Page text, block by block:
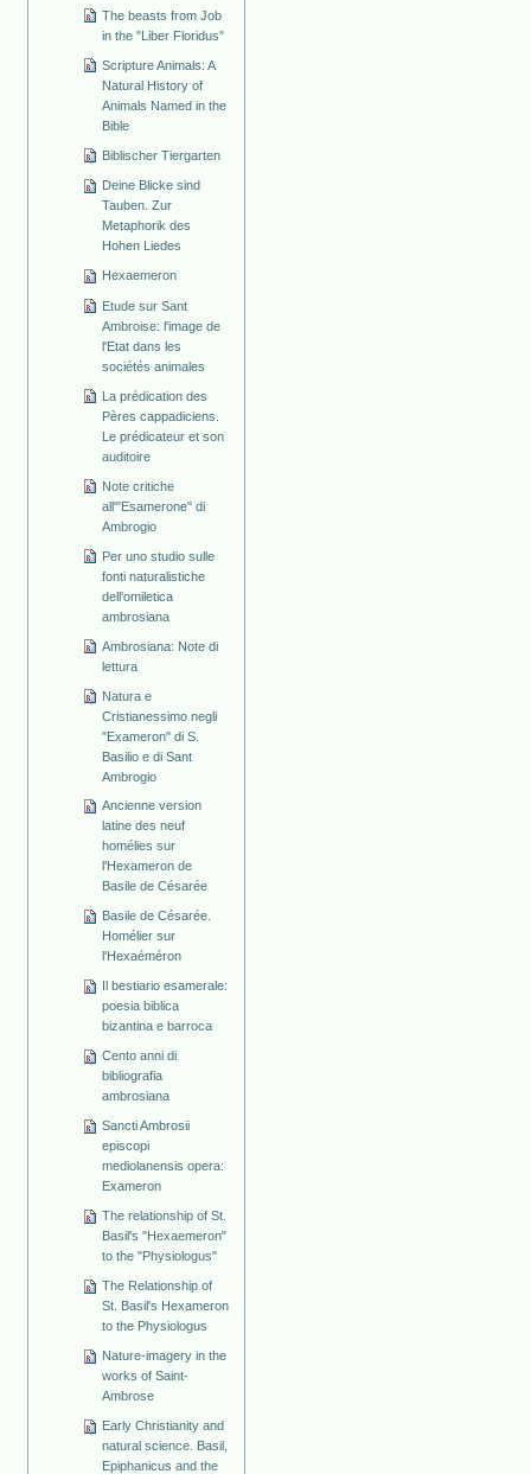
The beasts from Job
in the "Liber Floridus"
Scripture Animals: A
Natural History of
Animals Named in the
Bible
Biblischer Tiergarten
Deine Blicke sind
Tauben. Zur
Metaphorik des
Hohen Liedes
Hexaemeron
Etude sur Sant
Ambroise: l'image de
l'Etat dans les
sociétés animales
La prédication des
Pères cappadiciens.
Le prédicateur et son
auditoire
Note critiche
all'"Esamerone" di
Ambrogio
Per uno studio sulle
fonti naturalistiche
dell'omiletica
ambrosiana
Ambrosiana: Note di
lettura
Natura e
Cristianessimo negli
"Exameron" di S.
Basilio e di Sant
Ambrogio
Ancienne version
latine des neuf
homélies sur
l'Hexameron de
Basile de Césarée
Basile de Césarée.
Homélier sur
l'Hexaéméron
Il bestiario esamerale:
poesia biblica
bizantina e barroca
Cento anni di
bibliografia
ambrosiana
Sancti Ambrosii
episcopi
mediolanensis opera:
Exameron
The relationship of St.
Basil's "Hexaemeron"
to the "Physiologus"
The Relationship of
St. Basil's Hexameron
to the Physiologus
Nature-imagery in the
works of Saint-
Ambrose
Early Christianity and
natural science. Basil,
Epiphanicus and the